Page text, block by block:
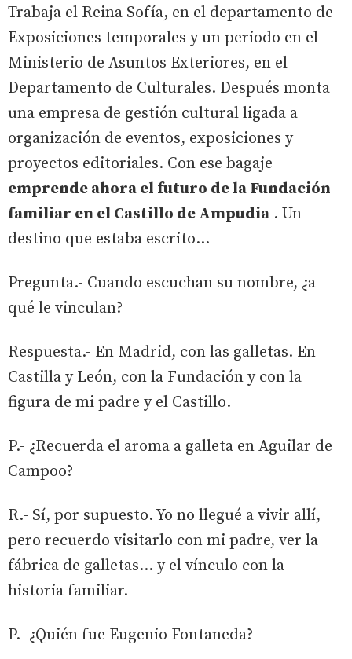
Trabaja el Reina Sofía, en el departamento de
Exposiciones temporales y un periodo en el
Ministerio de Asuntos Exteriores, en el
Departamento de Culturales. Después monta
una empresa de gestión cultural ligada a
organización de eventos, exposiciones y
proyectos editoriales. Con ese bagaje
emprende ahora el futuro de la Fundación
familiar en el Castillo de Ampudia . Un
destino que estaba escrito...
Pregunta.- Cuando escuchan su nombre, ¿a
qué le vinculan?
Respuesta.- En Madrid, con las galletas. En
Castilla y León, con la Fundación y con la
figura de mi padre y el Castillo.
P.- ¿Recuerda el aroma a galleta en Aguilar de
Campoo?
R.- Sí, por supuesto. Yo no llegué a vivir allí,
pero recuerdo visitarlo con mi padre, ver la
fábrica de galletas… y el vínculo con la
historia familiar.
P.- ¿Quién fue Eugenio Fontaneda?